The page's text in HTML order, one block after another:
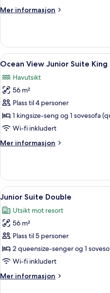
Double
Mer informasjon
Mer
View
Junior
Suite
Åpne
alle
bildene
av
Ocean
View
Junior
King
5
Ocean View Junior Suite King
Havutsikt
56 m²
Plass til 4 personer
1 kingsize-seng og 1 sovesofa
Wi-fi inkludert
Mer informasjon
Mer
View
Junior
Suite
Åpne
alle
bildene
av
Junior
Suite
Double
4
Junior Suite Double
Utsikt mot resort
56 m²
Plass til 5 personer
2 queensize-senger og 1
Wi-fi inkludert
Mer informasjon
Mer